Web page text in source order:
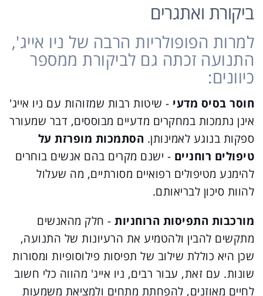
ביקורת ואתגרים
למרות הפופולריות הרבה של ניו אייג',
התנועה זכתה גם לביקורת ממספר
כיוונים:
חוסר בסיס מדעי - שיטות רבות שמזוהות עם ניו אייג'
אינן נתמכות במחקרים מדעיים מבוססים, דבר שמעורר
ספקות בנוגע לאמינותן. הסתמכות מופרזת על
טיפולים רוחניים - ישנם מקרים בהם אנשים בוחרים
להימנע מטיפולים רפואיים מסורתיים, מה שעלול
להוות סיכון לבריאותם.
מורכבות התפיסות הרוחניות - חלק מהאנשים
מתקשים להבין ולהטמיע את הרעיונות של התנועה,
שכן היא כוללת שילוב של תפיסות פילוסופיות ומסורות
שונות. עם זאת, עבור רבים, ניו אייג' מהווה כלי חשוב
לחיים מאוזנים, להפחתת מתחים ולמציאת משמעות